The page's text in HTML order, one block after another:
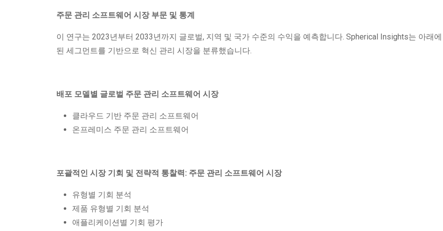
주문 관리 소프트웨어 시장 부문 및 통계
이 연구는 2023년부터 2033년까지 글로벌, 지역 및 국가 수준의 수익을 예측합니다. Spherical Insights는 아래
된 세그먼트를 기반으로 혁신 관리 시장을 분류했습니다.
배포 모델별 글로벌 주문 관리 소프트웨어 시장
클라우드 기반 주문 관리 소프트웨어
온프레미스 주문 관리 소프트웨어
포괄적인 시장 기회 및 전략적 통찰력: 주문 관리 소프트웨어 시장
유형별 기회 분석
제품 유형별 기회 분석
애플리케이션별 기회 평가